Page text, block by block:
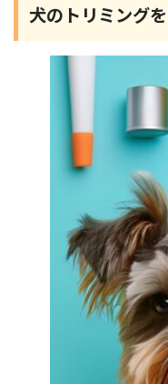
犬のトリミング